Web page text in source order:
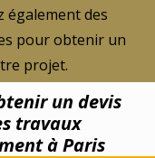
également des
pour obtenir un
projet.
un devis
travaux
à Paris